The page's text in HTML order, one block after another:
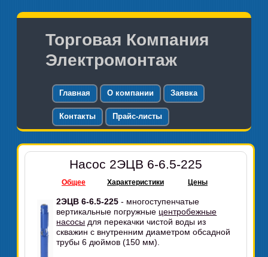
Торговая Компания
Электромонтаж
Главная О компании Заявка
Контакты Прайс-листы
Насос 2ЭЦВ 6-6.5-225
Общее Характеристики Цены
2ЭЦВ 6-6.5-225 - многоступенчатые
вертикальные погружные центробежные
насосы для перекачки чистой воды из
скважин с внутренним диаметром обсадной
трубы 6 дюймов (150 мм).